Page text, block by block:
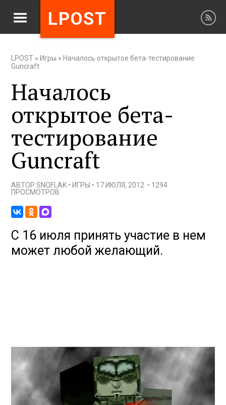
LPOST
LPOST » Игры » Началось открытое бета-тестирование
Guncraft
Началось
открытое бета-
тестирование
Guncraft
АВТОРSNOFLAK • ИГРЫ • 17 ИЮЛЯ, 2012 • 1294
ПРОСМОТРОВ
С 16 июля принять участие в нем
может любой желающий.